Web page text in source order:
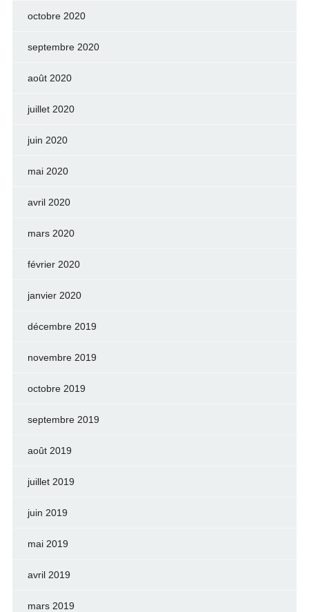
octobre 2020
septembre 2020
août 2020
juillet 2020
juin 2020
mai 2020
avril 2020
mars 2020
février 2020
janvier 2020
décembre 2019
novembre 2019
octobre 2019
septembre 2019
août 2019
juillet 2019
juin 2019
mai 2019
avril 2019
mars 2019